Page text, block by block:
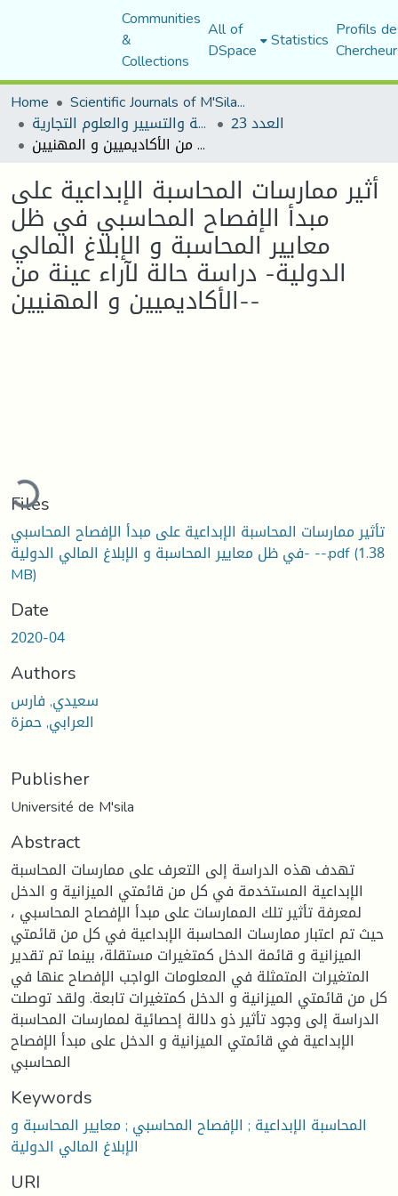
Communities
&
Collections
All of
DSpace Statistics Profils
Home
Scientific Journals of M'Sila University
مجلة العلوم الاقتصادية والتسيير والعلوم التجارية العدد 23
أثير ممارسات المحاسبة الإبداعية على مبدأ الإفصاح المحاسبي في ظل معايير المحاسبة و الإبلاغ المالي الدولية- دراسة حالة لآراء عينة من الأكاديميين و المهنيين--
أثير ممارسات المحاسبة الإبداعية على
مبدأ الإفصاح المحاسبي في ظل
معايير المحاسبة و الإبلاغ المالي
الدولية- دراسة حالة لآراء عينة من
الأكاديميين و المهنيين--
Files
تأثير ممارسات المحاسبة الإبداعية على مبدأ الإفصاح المحاسبي
في ظل معايير المحاسبة و الإبلاغ المالي الدولية- --.pdf(1.38
MB)
Date
2020-04
Authors
سعيدي, فارس
العرابي, حمزة
Publisher
Université de M'sila
Abstract
تهدف هذه الدراسة إلى التعرف على ممارسات المحاسبة
الإبداعية المستخدمة في كل من قائمتي الميزانية و الدخل
لمعرفة تأثير تلك الممارسات على مبدأ الإفصاح المحاسبي ،
حيث تم اعتبار ممارسات المحاسبة الإبداعية في كل من قائمتي
الميزانية و قائمة الدخل كمتغيرات مستقلة، بينما تم تقدير
المتغيرات المتمثلة في المعلومات الواجب الإفصاح عنها في
كل من قائمتي الميزانية و الدخل كمتغيرات تابعة. ولقد توصلت
الدراسة إلى وجود تأثير ذو دلالة إحصائية لممارسات المحاسبة
الإبداعية في قائمتي الميزانية و الدخل على مبدأ الإفصاح
المحاسبي
Keywords
المحاسبة الإبداعية ; الإفصاح المحاسبي ; معايير المحاسبة و
الإبلاغ المالي الدولية
URI